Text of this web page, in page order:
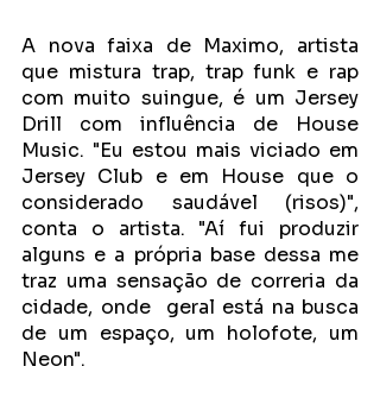
A nova faixa de Maximo, artista
que mistura trap, trap funk e rap
com muito suingue, é um Jersey
Drill com influência de House
Music. "Eu estou mais viciado em
Jersey Club e em House que o
considerado saudável (risos)",
conta o artista. "Aí fui produzir
alguns e a própria base dessa me
traz uma sensação de correria da
cidade, onde  geral está na busca
de um espaço, um holofote, um
Neon".